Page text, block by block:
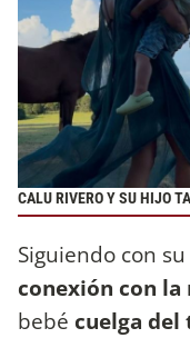
CALU RIVERO Y SU HIJO
Siguiendo con
conexión con la
bebé cuelga del